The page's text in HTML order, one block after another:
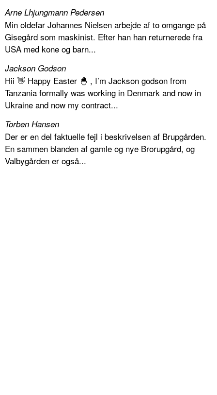
Arne Lhjungmann Pedersen
Min oldefar Johannes Nielsen arbejde af to omgange på
Gisegård som maskinist. Efter han han returnerede fra
USA med kone og barn...
Jackson Godson
Hii 👋 Happy Easter 🐣 , I’m Jackson godson from
Tanzania formally was working in Denmark and now in
Ukraine and now my contract...
Torben Hansen
Der er en del faktuelle fejl i beskrivelsen af Brupgården.
En sammen blanden af gamle og nye Brorupgård, og
Valbygården er også...